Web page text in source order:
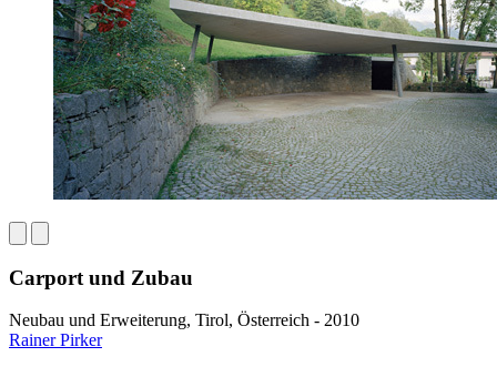
Carport und Zubau
Neubau und Erweiterung, Tirol, Österreich - 2010
Rainer Pirker